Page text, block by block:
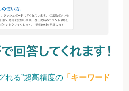
れる”超高精度の 「キーワード